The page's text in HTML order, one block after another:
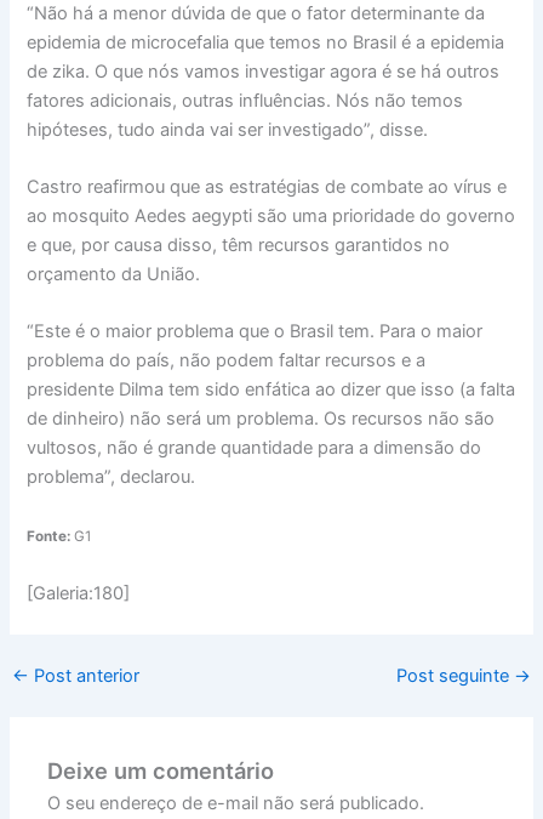
“Não há a menor dúvida de que o fator determinante da
epidemia de microcefalia que temos no Brasil é a epidemia
de zika. O que nós vamos investigar agora é se há outros
fatores adicionais, outras influências. Nós não temos
hipóteses, tudo ainda vai ser investigado”, disse.
Castro reafirmou que as estratégias de combate ao vírus e
ao mosquito Aedes aegypti são uma prioridade do governo
e que, por causa disso, têm recursos garantidos no
orçamento da União.
“Este é o maior problema que o Brasil tem. Para o maior
problema do país, não podem faltar recursos e a
presidente Dilma tem sido enfática ao dizer que isso (a falta
de dinheiro) não será um problema. Os recursos não são
vultosos, não é grande quantidade para a dimensão do
problema”, declarou.
Fonte: G1
[Galeria:180]
← Post anterior Post seguinte →
Deixe um comentário
O seu endereço de e-mail não será publicado.